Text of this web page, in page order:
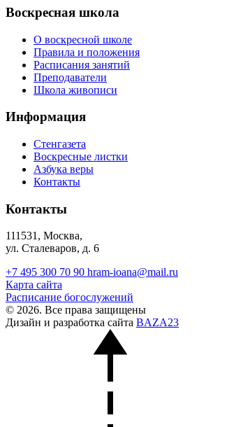
Воскресная школа
О воскресной школе
Правила и положения
Расписания занятий
Преподаватели
Школа живописи
Информация
Стенгазета
Воскресные листки
Азбука веры
Контакты
Контакты
111531, Москва,
ул. Сталеваров, д. 6
+7 495 300 70 90 hram-ioana@mail.ru
Карта сайта
Расписание богослужений
© 2026. Все права защищены
Дизайн и разработка сайта BAZA23